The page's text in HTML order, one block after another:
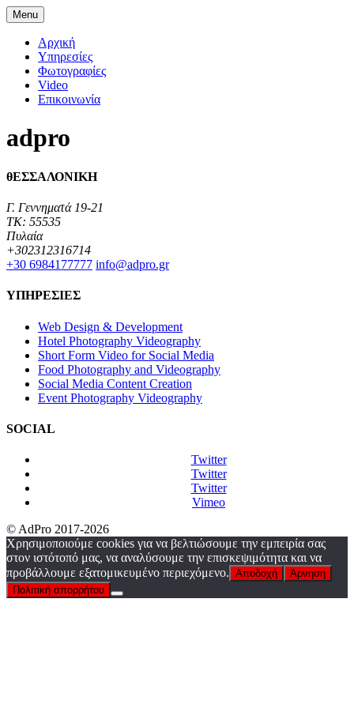
Menu
Αρχική
Υπηρεσίες
Φωτογραφίες
Video
Επικοινωνία
adpro
θΕΣΣΑΛΟΝΙΚΗ
Γ. Γεννηματά 19-21
TK: 55535
Πυλαία
+302312316714
+30 6984177777‬ info@adpro.gr
ΥΠΗΡΕΣΙΕΣ
Web Design & Development
Hotel Photography Videography
Short Form Video for Social Media
Food Photography and Videography
Social Media Content Creation
Event Photography Videography
SOCIAL
Twitter
Twitter
Twitter
Vimeo
© AdPro 2017-2026
Χρησιμοποιούμε cookies για να βελτιώσουμε την εμπειρία σας
στον ιστότοπό μας, να αναλύσουμε την επισκεψιμότητα και να
προβάλλουμε εξατομικευμένο περιεχόμενο. Αποδοχή
Άρνηση
Πολιτική απορρήτου